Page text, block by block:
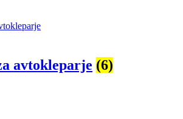
avtokleparje (6)